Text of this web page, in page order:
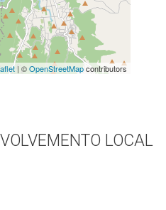
| ©OpenStreetMapcontributors
LOCAL